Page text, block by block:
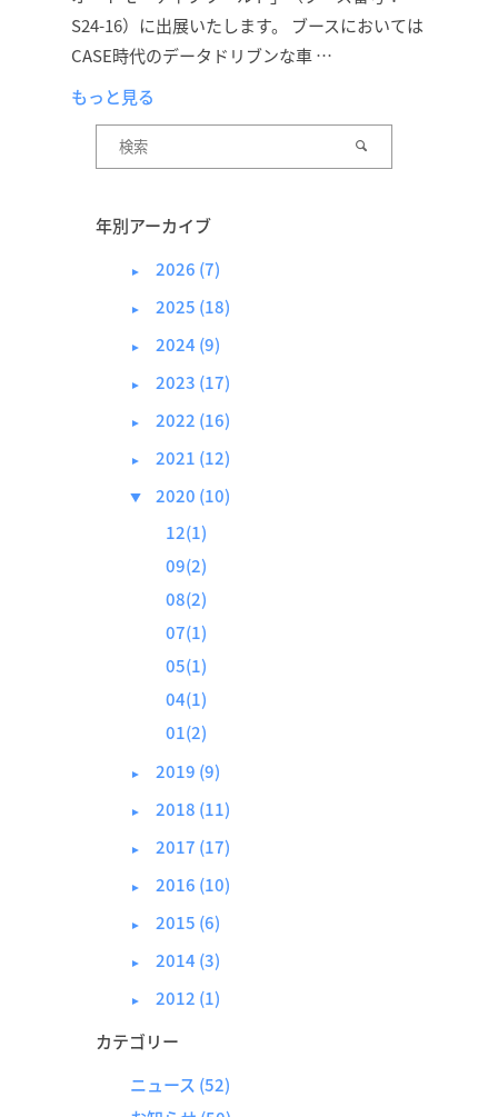
S24-16）に出展いたします。 ブースにおいては
CASE時代のデータドリブンな車 …
もっと見る
年別アーカイブ
► 2026 (7)
► 2025 (18)
► 2024 (9)
► 2023 (17)
► 2022 (16)
► 2021 (12)
▼
2020 (10)
12(1)
09(2)
08(2)
07(1)
05(1)
04(1)
01(2)
► 2019 (9)
► 2018 (11)
► 2017 (17)
► 2016 (10)
► 2015 (6)
► 2014 (3)
► 2012 (1)
カテゴリー
ニュース (52)